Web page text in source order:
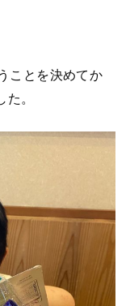
ことを決めてか
。